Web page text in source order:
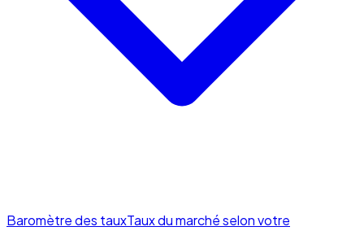
Baromètre des tauxTaux du marché selon votre